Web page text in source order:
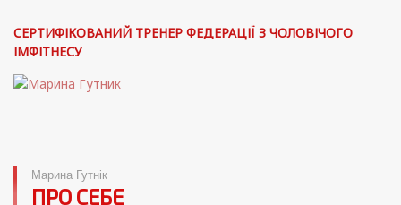
СЕРТИФІКОВАНИЙ ТРЕНЕР ФЕДЕРАЦІЇ З ЧОЛОВІЧОГО
ІМФІТНЕСУ
Марина Гутнік
ПРО СЕБЕ